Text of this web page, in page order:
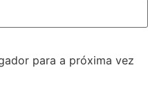
para a próxima vez